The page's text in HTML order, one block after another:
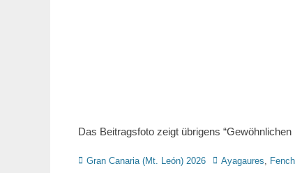
Das Beitragsfoto zeigt übrigens
Kategorien
Gran Canaria (Mt. León) 2026 Schlagworte
Ayagaures,